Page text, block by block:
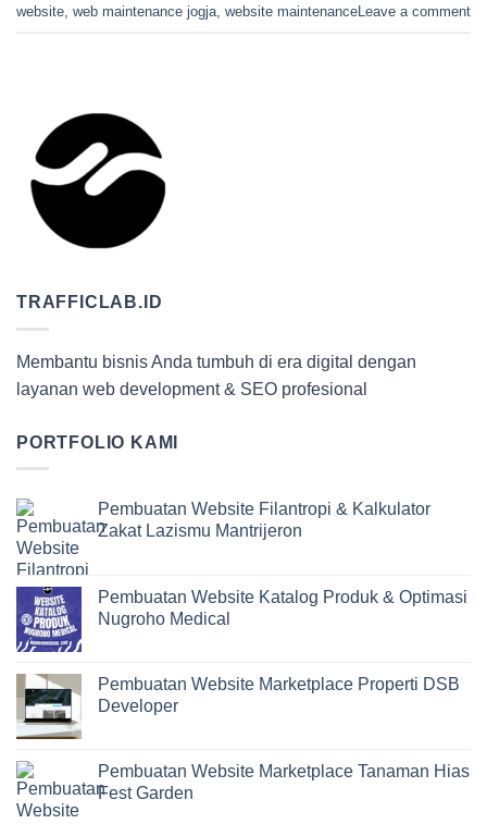
website, web maintenance jogja, website maintenanceLeave a comment
TRAFFICLAB.ID
Membantu bisnis Anda tumbuh di era digital dengan
layanan web development & SEO profesional
PORTFOLIO KAMI
Pembuatan Website Filantropi & Kalkulator
Zakat Lazismu Mantrijeron
Pembuatan Website Katalog Produk & Optimasi
Nugroho Medical
Pembuatan Website Marketplace Properti DSB
Developer
Pembuatan Website Marketplace Tanaman Hias
Fest Garden